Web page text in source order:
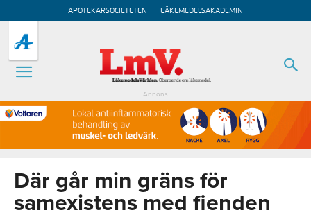
APOTEKARSOCIETETEN LÄKEMEDELSAKADEMIN
Annons
Där går min gräns för
samexistens med fienden